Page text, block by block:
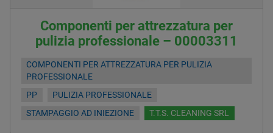
Componenti per attrezzatura per
pulizia professionale – 00003311
COMPONENTI PER ATTREZZATURA PER PULIZIA
PROFESSIONALE
PP
PULIZIA PROFESSIONALE
STAMPAGGIO AD INIEZIONE
T.T.S. CLEANING SRL